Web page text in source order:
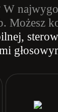
W
Możesz